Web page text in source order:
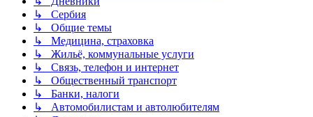
↳ Сербия
↳ Общие темы
↳ Медицина, страховка
↳ Жильё, коммунальные услуги
↳ Связь, телефон и интернет
↳ Общественный транспорт
↳ Банки, налоги
↳ Автомобилистам и автолюбителям